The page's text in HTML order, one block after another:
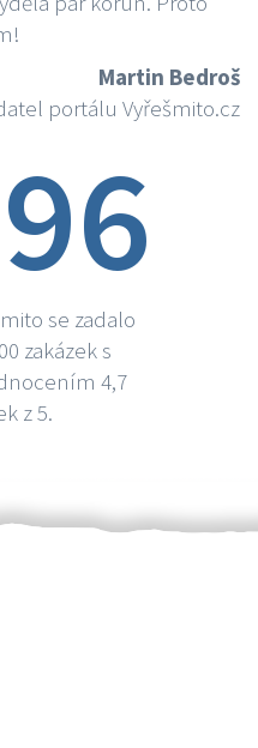
Martin Bedroš
portálu Vyřešmito.cz
se zadalo
zakázek s
4,7
z 5.